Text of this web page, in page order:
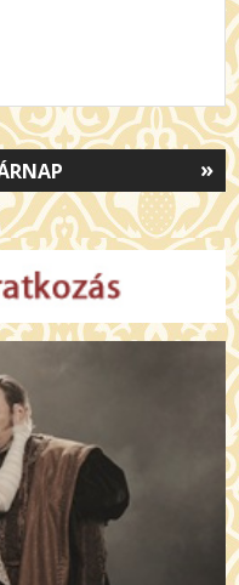
»